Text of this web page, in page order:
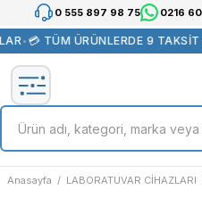
0 555 897 98 75 0216
•💳 TÜM ÜRÜNLERDE 9 TAKSİT
Anasayfa LABORATUVAR CİHAZLARI